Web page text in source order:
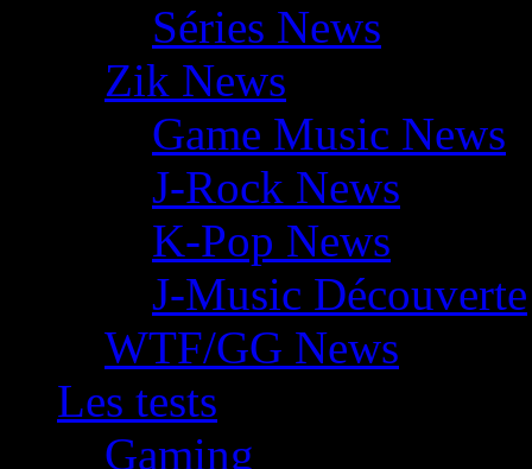
Séries News
Zik News
Game Music News
J-Rock News
K-Pop News
J-Music Découverte
WTF/GG News
Les tests
Gaming